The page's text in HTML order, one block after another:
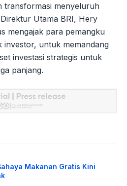
transformasi menyeluruh
Utama BRI, Hery
mengajak para pemangku
investor, untuk memandang
investasi strategis untuk
panjang.
Makanan Gratis Kini